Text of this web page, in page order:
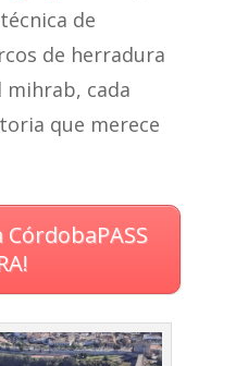
de
de herradura
mihrab, cada
que merece